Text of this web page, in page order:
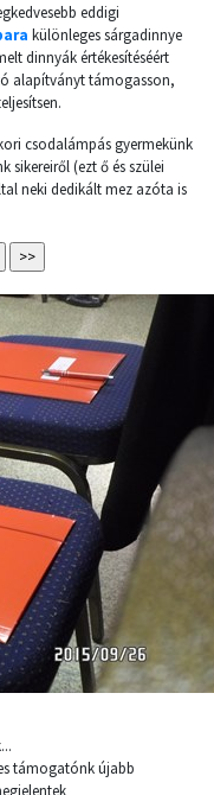
eddigi
különleges sárgadinnye
dinnyák értékesítéséért
alapítványt támogasson,
csodalámpás gyermekünk
sikereiről (ezt ő és szülei
neki dedikált mez azóta is
támogatónk újabb